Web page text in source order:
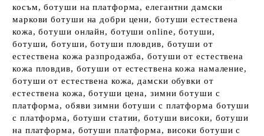
косъм, ботуши на платформа, елегантни дамски
маркови ботуши на добри цени, ботуши естествена
кожа, ботуши онлайн, ботуши оnline, ботуши,
ботуши, ботуши, ботуши пловдив, ботуши от
естествена кожа разпродажба, ботуши от естествена
кожа пловдив, ботуши от естествена кожа намаление,
ботуши от естествена кожа, дамски обувки от
естествена кожа, ботуши цена, зимни ботуши с
платформа, обяви зимни ботуши с платформа ботуши
с платформа, ботуши статии, ботуши високи, ботуши
на платформа, ботуши платформа, високи ботуши с